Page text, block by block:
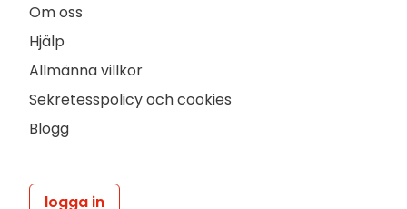
Om oss
Hjälp
Allmänna villkor
Sekretesspolicy och cookies
Blogg
logga in